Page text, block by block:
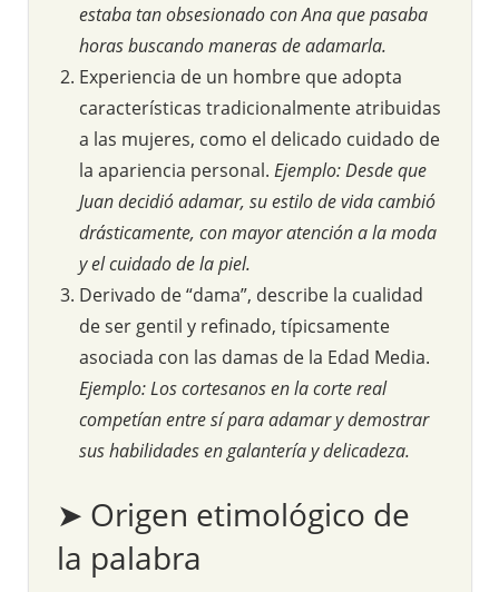
estaba tan obsesionado con Ana que pasaba
horas buscando maneras de adamarla.
Experiencia de un hombre que adopta
características tradicionalmente atribuidas
a las mujeres, como el delicado cuidado de
la apariencia personal. Ejemplo: Desde que
Juan decidió adamar, su estilo de vida cambió
drásticamente, con mayor atención a la moda
y el cuidado de la piel.
Derivado de “dama”, describe la cualidad
de ser gentil y refinado, típicsamente
asociada con las damas de la Edad Media.
Ejemplo: Los cortesanos en la corte real
competían entre sí para adamar y demostrar
sus habilidades en galantería y delicadeza.
➤ Origen etimológico de
la palabra